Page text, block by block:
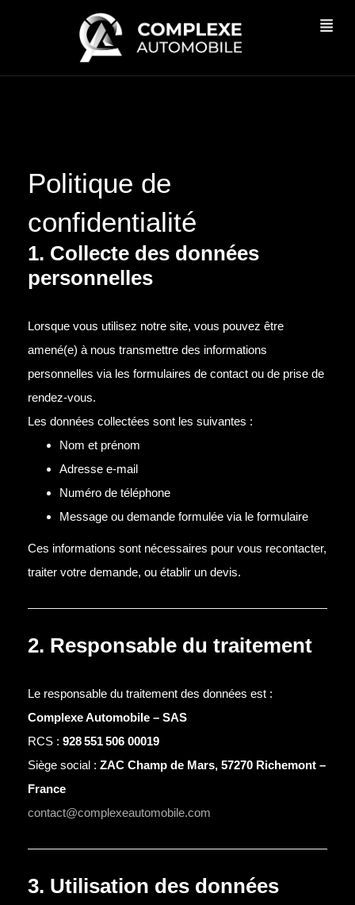
Politique de
confidentialité
1. Collecte des données
personnelles
Lorsque vous utilisez notre site, vous pouvez être
amené(e) à nous transmettre des informations
personnelles via les formulaires de contact ou de prise de
rendez-vous.
Les données collectées sont les suivantes :
Nom et prénom
Adresse e-mail
Numéro de téléphone
Message ou demande formulée via le formulaire
Ces informations sont nécessaires pour vous recontacter,
traiter votre demande, ou établir un devis.
2. Responsable du traitement
Le responsable du traitement des données est :
Complexe Automobile – SAS
RCS : 928 551 506 00019
Siège social : ZAC Champ de Mars, 57270 Richemont –
France
contact@complexeautomobile.com
3. Utilisation des données